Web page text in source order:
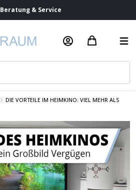
Beratung & Service
DIE VORTEILE IM HEIMKINO: VIEL MEHR ALS